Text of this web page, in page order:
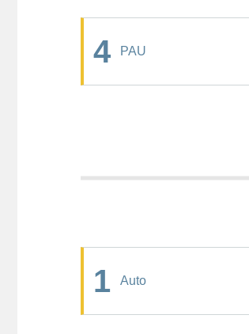
4 PAU
1 Auto